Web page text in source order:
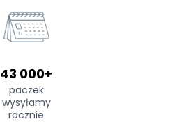
43 000+
paczek
wysyłamy
rocznie